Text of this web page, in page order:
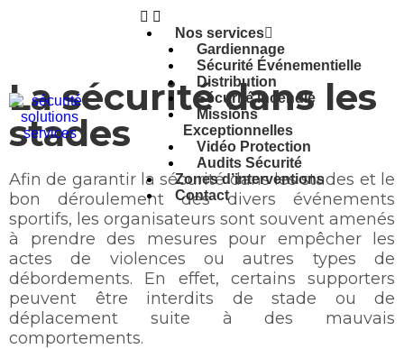
Nos services
Gardiennage
Sécurité Événementielle
Distribution
Sécurité Incendie
Missions
Exceptionnelles
Vidéo Protection
Audits Sécurité
Zones d’interventions
Contact
La sécurité dans les
stades
Afin de garantir la sécurité dans les stades et le
bon déroulement des divers événements
sportifs, les organisateurs sont souvent amenés
à prendre des mesures pour empêcher les
actes de violences ou autres types de
débordements. En effet, certains supporters
peuvent être interdits de stade ou de
déplacement suite à des mauvais
comportements.